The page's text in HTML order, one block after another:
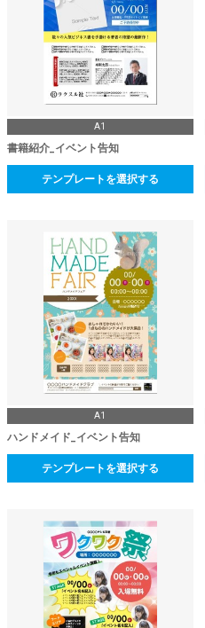
A1
書籍紹介_イベント告知
テンプレートを選択する
A1
ハンドメイド_イベント告知
テンプレートを選択する